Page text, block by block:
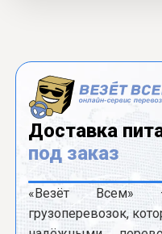
Доставка
под заказ
«Везёт Всем»
грузоперевозок,